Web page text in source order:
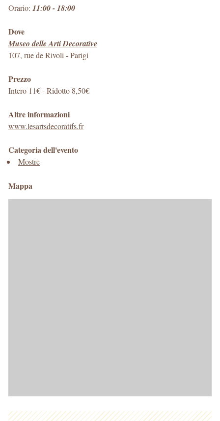
Orario: 11:00 - 18:00
Dove
Museo delle Arti Decorative
107, rue de Rivoli -Parigi
Prezzo
Intero 11€ - Ridotto 8,50€
Altre informazioni
www.lesartsdecoratifs.fr
Categoria dell'evento
Mostre
Mappa